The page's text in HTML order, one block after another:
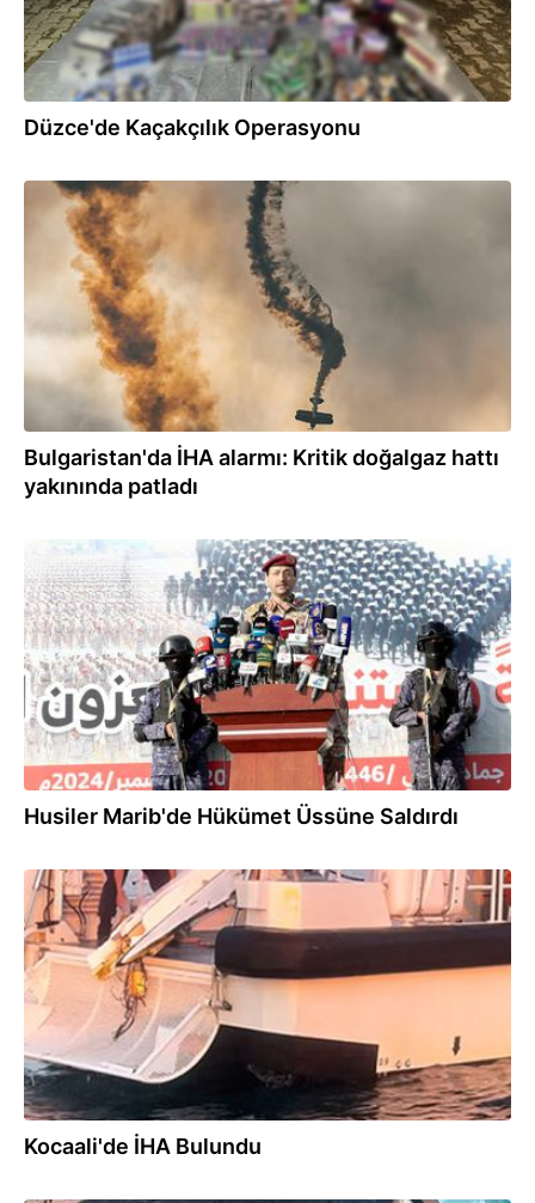
Düzce'de Kaçakçılık Operasyonu
16:05
Bulgaristan'da İHA alarmı: Kritik doğalgaz hattı
yakınında patladı
13:31
Husiler Marib'de Hükümet Üssüne Saldırdı
07.08.2026
Kocaali'de İHA Bulundu